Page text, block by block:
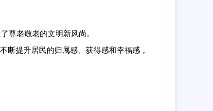
尊老敬老的文明新风尚。
断提升居民的归属感、获得感和幸福感，